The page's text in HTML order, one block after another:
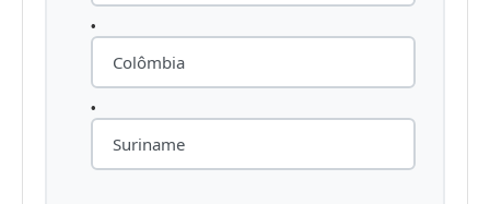
Colômbia
Suriname